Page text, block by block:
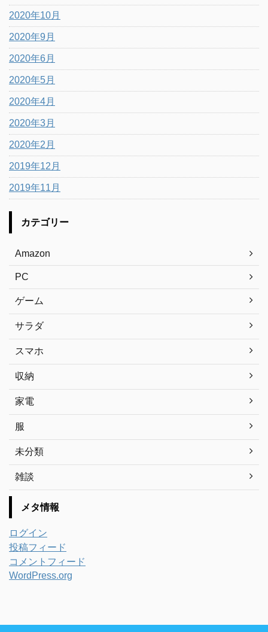
2020年10月
2020年9月
2020年6月
2020年5月
2020年4月
2020年3月
2020年2月
2019年12月
2019年11月
カテゴリー
Amazon
PC
ゲーム
サラダ
スマホ
収納
家電
服
未分類
雑談
メタ情報
ログイン
投稿フィード
コメントフィード
WordPress.org